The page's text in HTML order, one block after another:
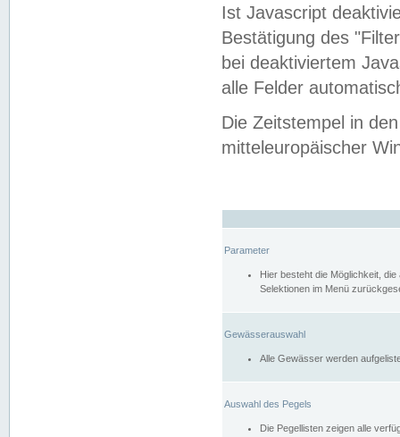
Ist Javascript
Bestätigung des
bei deaktiviertem
alle Felder
Die Zeitstempel in
mitteleuropäischer
Parameter
Hier besteht die Möglichkeit,
Selektionen im Menü
Gewässerauswahl
Alle Gewässer werden
Auswahl des Pegels
Die Pegellisten zeigen alle